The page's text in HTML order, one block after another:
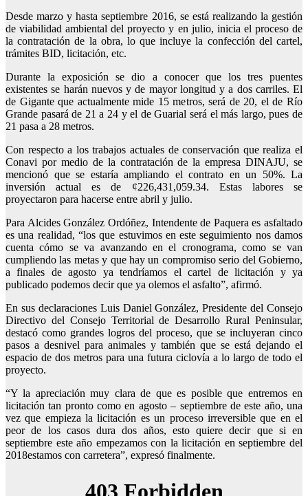
Desde marzo y hasta septiembre 2016, se está realizando la gestión
de viabilidad ambiental del proyecto y en julio, inicia el proceso de
la contratación de la obra, lo que incluye la confección del cartel,
trámites BID, licitación, etc.
Durante la exposición se dio a conocer que los tres puentes
existentes se harán nuevos y de mayor longitud y a dos carriles. El
de Gigante que actualmente mide 15 metros, será de 20, el de Río
Grande pasará de 21 a 24 y el de Guarial será el más largo, pues de
21 pasa a 28 metros.
Con respecto a los trabajos actuales de conservación que realiza el
Conavi por medio de la contratación de la empresa DINAJU, se
mencionó que se estaría ampliando el contrato en un 50%. La
inversión actual es de ¢226,431,059.34. Estas labores se
proyectaron para hacerse entre abril y julio.
Para Alcides González Ordóñez, Intendente de Paquera es asfaltado
es una realidad, “los que estuvimos en este seguimiento nos damos
cuenta cómo se va avanzando en el cronograma, como se van
cumpliendo las metas y que hay un compromiso serio del Gobierno,
a finales de agosto ya tendríamos el cartel de licitación y ya
publicado podemos decir que ya olemos el asfalto”, afirmó.
En sus declaraciones Luis Daniel González, Presidente del Consejo
Directivo del Consejo Territorial de Desarrollo Rural Peninsular,
destacó como grandes logros del proceso, que se incluyeran cinco
pasos a desnivel para animales y también que se está dejando el
espacio de dos metros para una futura ciclovía a lo largo de todo el
proyecto.
“Y la apreciación muy clara de que es posible que entremos en
licitación tan pronto como en agosto – septiembre de este año, una
vez que empieza la licitación es un proceso irreversible que en el
peor de los casos dura dos años, esto quiere decir que si en
septiembre este año empezamos con la licitación en septiembre del
2018estamos con carretera”, expresó finalmente.